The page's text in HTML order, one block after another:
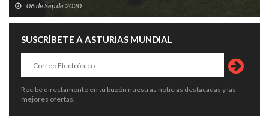
06 de Sep de 2020
SUSCRÍBETE A ASTURIAS MUNDIAL
Recibe directamente en tu buzón nuestras noticias destacadas y las
mejores ofertas.